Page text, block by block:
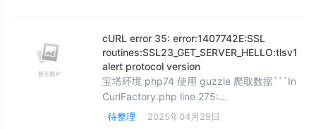
添加以下部分：​
```ini[ssh.minimum_key_sizes]ED25519 =
256ECDSA = 256RS
cURL error 35: error:1407742E:SSL
routines:SSL23_GET_SERVER_HELLO:tlsv1
alert protocol version
宝塔环境 php74 使用 guzzle 爬取数据```In
CurlFactory.php line 275:
[GuzzleHttp\Exception\ConnectException]
待整理 2025年04月28日